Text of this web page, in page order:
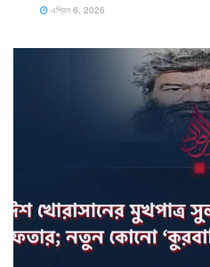
এপ্রিল 6, 2026